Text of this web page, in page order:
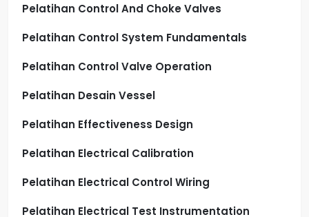
Pelatihan Control And Choke Valves
Pelatihan Control System Fundamentals
Pelatihan Control Valve Operation
Pelatihan Desain Vessel
Pelatihan Effectiveness Design
Pelatihan Electrical Calibration
Pelatihan Electrical Control Wiring
Pelatihan Electrical Test Instrumentation